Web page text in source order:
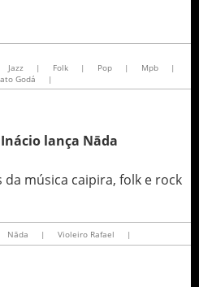
Jazz | Folk | Pop | Mpb
|
Godá |
lança Nāda
música caipira, folk e rock
Nāda | Violeiro Rafael |